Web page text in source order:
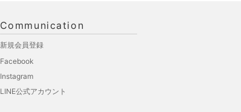
Communication
新規会員登録
Facebook
Instagram
LINE公式アカウント